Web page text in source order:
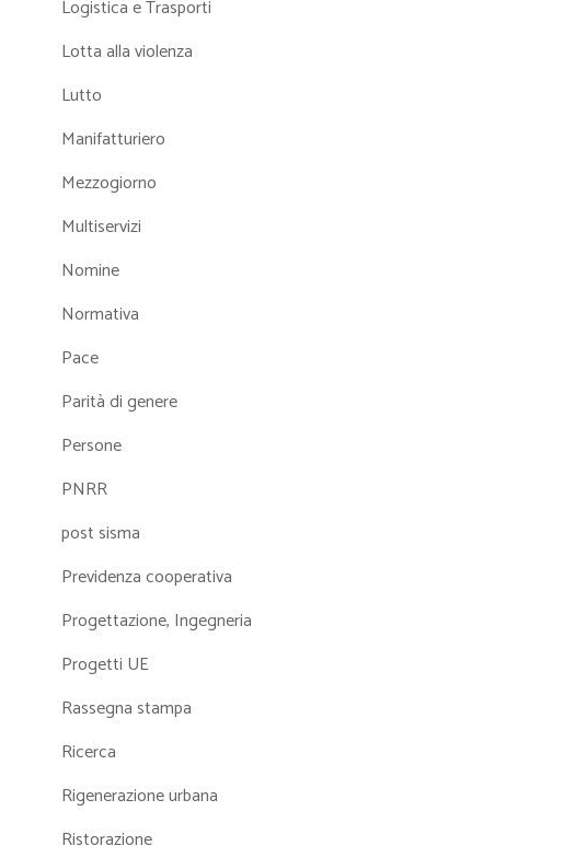
Logistica e Trasporti
Lotta alla violenza
Lutto
Manifatturiero
Mezzogiorno
Multiservizi
Nomine
Normativa
Pace
Parità di genere
Persone
PNRR
post sisma
Previdenza cooperativa
Progettazione, Ingegneria
Progetti UE
Rassegna stampa
Ricerca
Rigenerazione urbana
Ristorazione